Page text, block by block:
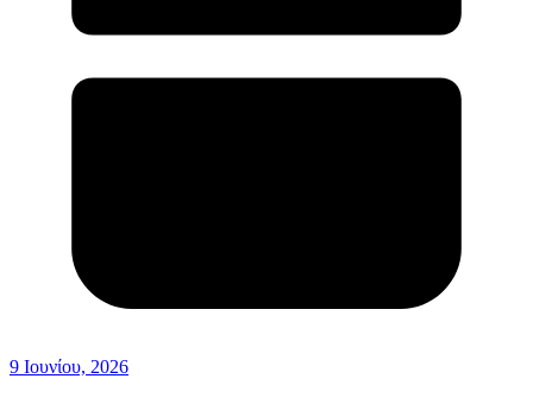
9 Ιουνίου, 2026